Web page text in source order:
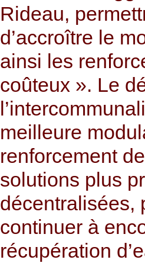
Rideau,
d’accroître le
ainsi les
coûteux ». Le
meilleure
renforcement
solutions plus
décentralisées,
continuer à
récupération